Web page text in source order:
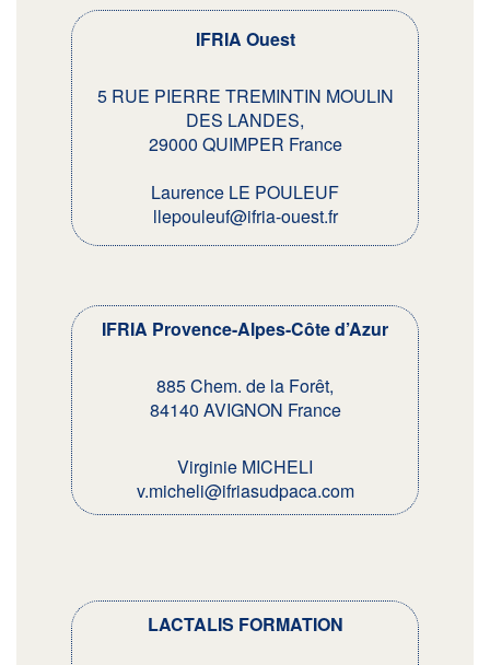
IFRIA Ouest
5 RUE PIERRE TREMINTIN MOULIN
DES LANDES,
29000 QUIMPER France
Laurence LE POULEUF
llepouleuf@ifria-ouest.fr
IFRIA Provence-Alpes-Côte d’Azur
885 Chem. de la Forêt,
84140 AVIGNON France
Virginie MICHELI
v.micheli@ifriasudpaca.com
LACTALIS FORMATION